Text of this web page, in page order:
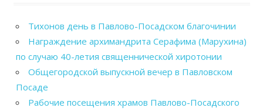
Тихонов день в Павлово-Посадском благочинии
Награждение архимандрита Серафима (Марухина)
по случаю 40-летия священнической хиротонии
Общегородской выпускной вечер в Павловском
Посаде
Рабочие посещения храмов Павлово-Посадского